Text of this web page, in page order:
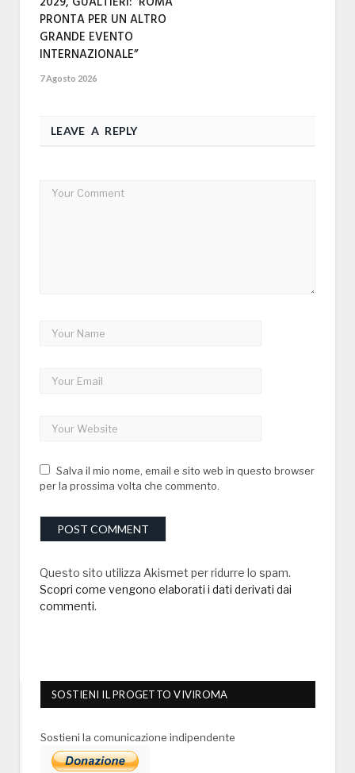
PRONTA PER UN ALTRO
GRANDE EVENTO
INTERNAZIONALE”
7 Agosto 2026
LEAVE A REPLY
Salva il mio nome, email e sito web in questo browser
per la prossima volta che commento.
Questo sito utilizza Akismet per ridurre lo spam.
Scopri come vengono elaborati i dati derivati dai
commenti.
SOSTIENI IL PROGETTO VIVIROMA
Sostieni la comunicazione indipendente